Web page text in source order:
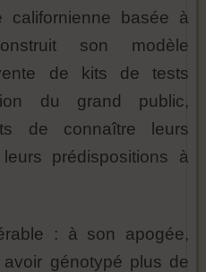
californienne basée à
son modèle
de kits de tests
du grand public,
de connaître leurs
prédispositions à
: à son apogée,
génotypé plus de